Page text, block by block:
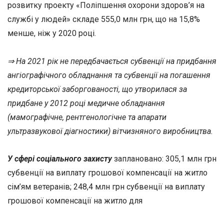
розвитку проекту «Поліпшення охорони здоров’я на
службі у людей» складе 555,0 млн грн, що на 15,8%
менше, ніж у 2020 році.
⇒ На 2021 рік не передбачається субвенції на придбання
ангіографічного обладнання та субвенції на погашення
кредиторської заборгованості, що утворилася за
придбане у 2012 році медичне обладнання
(мамографічне, рентгенологічне та апарати
ультразвукової діагностики) вітчизняного виробництва.
У сфері соціального захистузаплановано: 305,1 млн грн
субвенції на виплату грошової компенсації на житло
сім’ям ветеранів; 248,4 млн грн субвенції на виплату
грошової компенсації на житло для